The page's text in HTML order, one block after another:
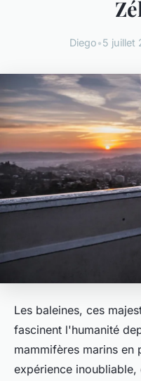
Diego•5 juillet
Les baleines, ces
fascinent l'humanité
mammifères marins en
expérience